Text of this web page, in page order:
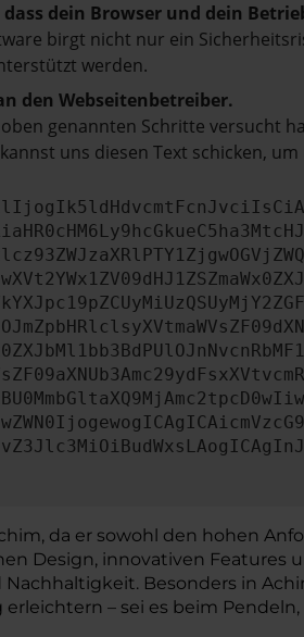
dass dein Browser und dein
birgt nicht nur ein
werden.
den Webseitenbetreiber.
genannten Schritte versucht
uns diesen Text schicken,
da er sowohl den hohen
Design, innovativen Features
Besonders in
– sei es beim